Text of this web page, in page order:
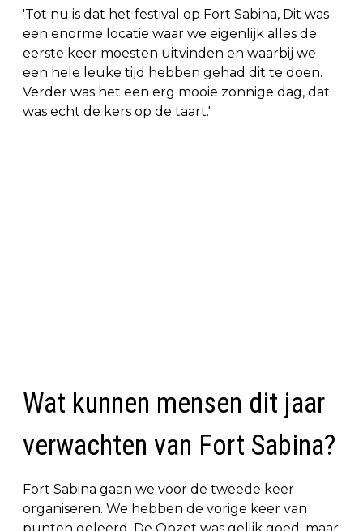
'Tot nu is dat het festival op Fort Sabina, Dit was
een enorme locatie waar we eigenlijk alles de
eerste keer moesten uitvinden en waarbij we
een hele leuke tijd hebben gehad dit te doen.
Verder was het een erg mooie zonnige dag, dat
was echt de kers op de taart.'
Wat kunnen mensen dit jaar
verwachten van Fort Sabina?
Fort Sabina gaan we voor de tweede keer
organiseren. We hebben de vorige keer van
punten geleerd. De Opzet was gelijk goed, maar